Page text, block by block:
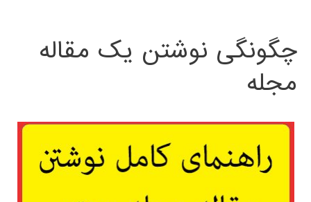
چگونگی نوشتن یک مقاله
مجله